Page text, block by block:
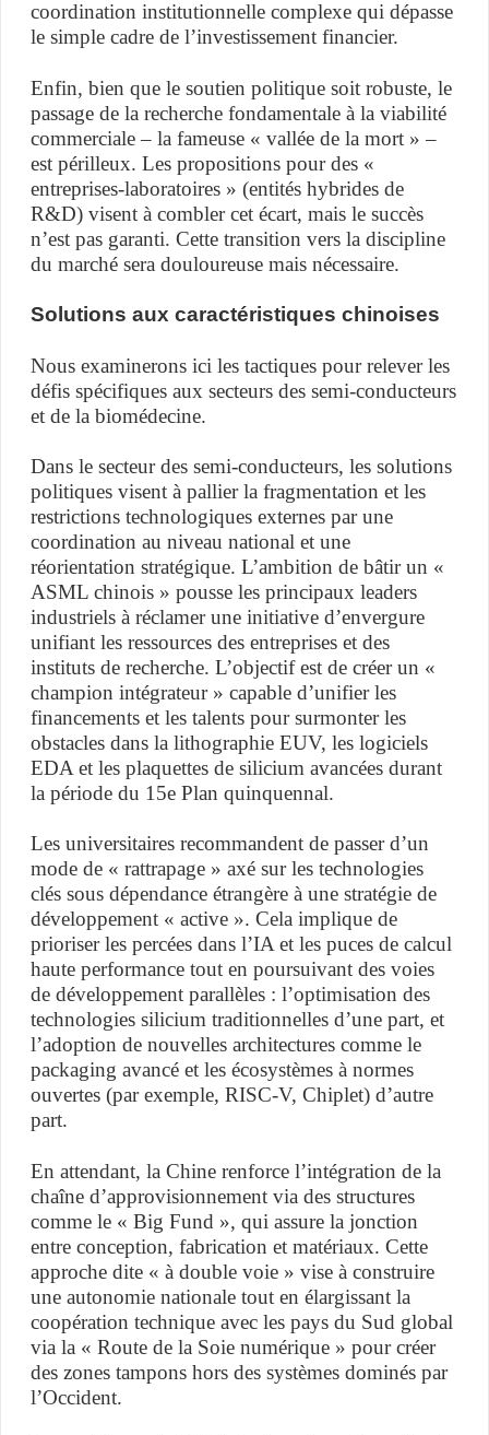
coordination institutionnelle complexe qui dépasse
le simple cadre de l’investissement financier.
Enfin, bien que le soutien politique soit robuste, le
passage de la recherche fondamentale à la viabilité
commerciale – la fameuse « vallée de la mort » –
est périlleux. Les propositions pour des «
entreprises-laboratoires » (entités hybrides de
R&D) visent à combler cet écart, mais le succès
n’est pas garanti. Cette transition vers la discipline
du marché sera douloureuse mais nécessaire.
Solutions aux caractéristiques chinoises
Nous examinerons ici les tactiques pour relever les
défis spécifiques aux secteurs des semi-conducteurs
et de la biomédecine.
Dans le secteur des semi-conducteurs, les solutions
politiques visent à pallier la fragmentation et les
restrictions technologiques externes par une
coordination au niveau national et une
réorientation stratégique. L’ambition de bâtir un «
ASML chinois » pousse les principaux leaders
industriels à réclamer une initiative d’envergure
unifiant les ressources des entreprises et des
instituts de recherche. L’objectif est de créer un «
champion intégrateur » capable d’unifier les
financements et les talents pour surmonter les
obstacles dans la lithographie EUV, les logiciels
EDA et les plaquettes de silicium avancées durant
la période du 15e Plan quinquennal.
Les universitaires recommandent de passer d’un
mode de « rattrapage » axé sur les technologies
clés sous dépendance étrangère à une stratégie de
développement « active ». Cela implique de
prioriser les percées dans l’IA et les puces de calcul
haute performance tout en poursuivant des voies
de développement parallèles : l’optimisation des
technologies silicium traditionnelles d’une part, et
l’adoption de nouvelles architectures comme le
packaging avancé et les écosystèmes à normes
ouvertes (par exemple, RISC-V, Chiplet) d’autre
part.
En attendant, la Chine renforce l’intégration de la
chaîne d’approvisionnement via des structures
comme le « Big Fund », qui assure la jonction
entre conception, fabrication et matériaux. Cette
approche dite « à double voie » vise à construire
une autonomie nationale tout en élargissant la
coopération technique avec les pays du Sud global
via la « Route de la Soie numérique » pour créer
des zones tampons hors des systèmes dominés par
l’Occident.